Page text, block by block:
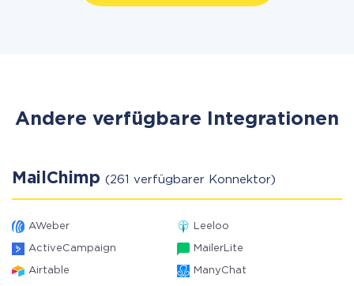
Andere verfügbare Integrationen
MailChimp (261 verfügbarer Konnektor)
AWeber Leeloo
ActiveCampaign MailerLite
Airtable ManyChat